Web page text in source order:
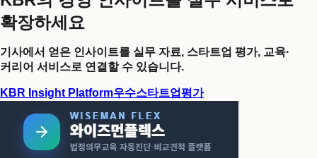
확장하세요
기사에서 얻은 인사이트를 실무 자료, 스타트업 평가, 교육·
커리어 서비스로 연결할 수 있습니다.
KBR Insight Platform우수스타트업평가